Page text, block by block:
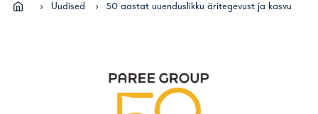
› Uudised › 50 aastat uuenduslikku äritegevust ja kasvu